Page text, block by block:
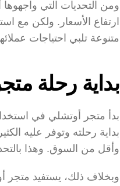
متنوعة تلبي احتياجات
بداية رحلة
وأقل من السوق. وهذا